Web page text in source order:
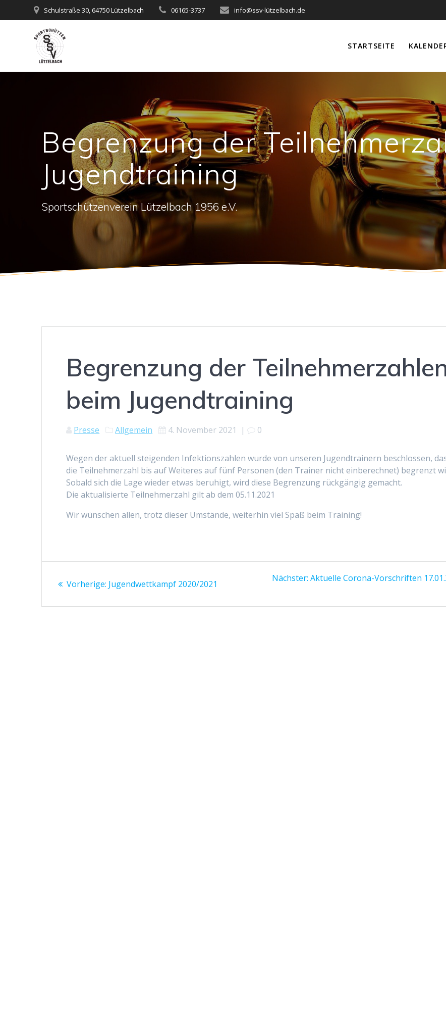
Inhalt
Schulstraße 30, 64750 Lützelbach 06165-3737 info@ssv-lützelbach.de
STARTSEITE
Begrenzung der
Jugendtraining
Sportschützenverein Lützelbach 1956 e.V.
Begrenzung der
beim Jugendtraining
Presse Allgemein 4. November 2021 | 0
Wegen der aktuell steigenden Infektionszahlen wurde von unseren Jugendtrainern beschlossen,
die Teilnehmerzahl bis auf Weiteres auf fünf Personen (den Trainer nicht einberechnet) begrenzt
Sobald sich die Lage wieder etwas beruhigt, wird diese Begrenzung rückgängig gemacht.
Die aktualisierte Teilnehmerzahl gilt ab dem 05.11.2021
Wir wünschen allen, trotz dieser Umstände, weiterhin viel Spaß beim Training!
Vorherige: Vorheriger
Jugendwettkampf 2020/2021
Nächster: Nächster
Aktuelle Corona-Vorschriften